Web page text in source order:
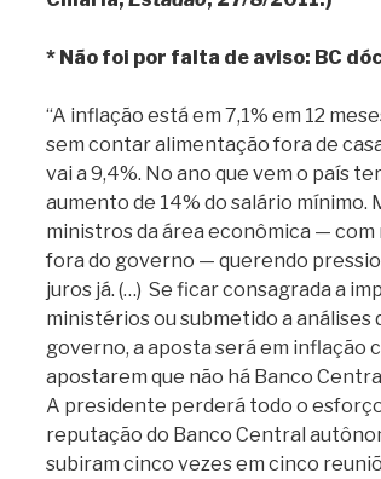
* Não foi por falta de aviso: BC
“A inflação está em 7,1% em 12
sem contar alimentação fora de
vai a 9,4%. No ano que vem o país
aumento de 14% do salário mínimo.
ministros da área econômica —
fora do governo — querendo
juros já. (…) Se ficar consagrada a
ministérios ou submetido a análises
governo, a aposta será em inflação
apostarem que não há Banco
A presidente perderá todo o
reputação do Banco Central
subiram cinco vezes em cinco